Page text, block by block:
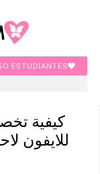
ESTUDIANTES
كيفية
للايفون